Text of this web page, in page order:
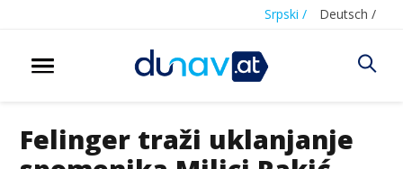
Srpski / Deutsch /
Felinger traži uklanjanje